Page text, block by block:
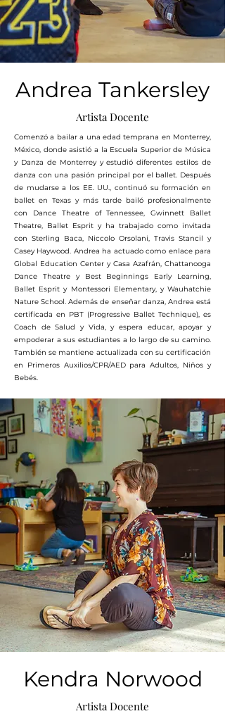
Andrea Tankersley
Artista Docente
Comenzó a bailar a una edad temprana en Monterrey,
México, donde asistió a la Escuela Superior de Música
y Danza de Monterrey y estudió diferentes estilos de
danza con una pasión principal por el ballet. Después
de mudarse a los EE. UU., continuó su formación en
ballet en Texas y más tarde bailó profesionalmente
con Dance Theatre of Tennessee, Gwinnett Ballet
Theatre, Ballet Esprit y ha trabajado como invitada
con Sterling Baca, Niccolo Orsolani, Travis Stancil y
Casey Haywood. Andrea ha actuado como enlace para
Global Education Center y Casa Azafrán, Chattanooga
Dance Theatre y Best Beginnings Early Learning,
Ballet Esprit y Montessori Elementary, y Wauhatchie
Nature School. Además de enseñar danza, Andrea está
certificada en PBT (Progressive Ballet Technique), es
Coach de Salud y Vida, y espera educar, apoyar y
empoderar a sus estudiantes a lo largo de su camino.
También se mantiene actualizada con su certificación
en Primeros Auxilios/CPR/AED para Adultos, Niños y
Bebés.
Kendra Norwood
Artista Docente